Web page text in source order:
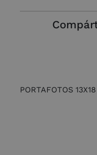
PORTAFOTOS 13X18